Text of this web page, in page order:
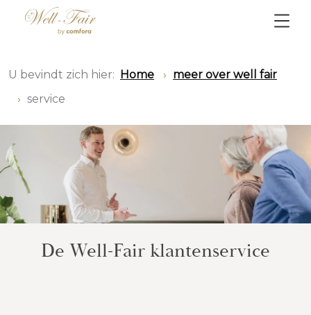
U bevindt zich hier: Home
meer over well fair
service
De Well-Fair klantenservice